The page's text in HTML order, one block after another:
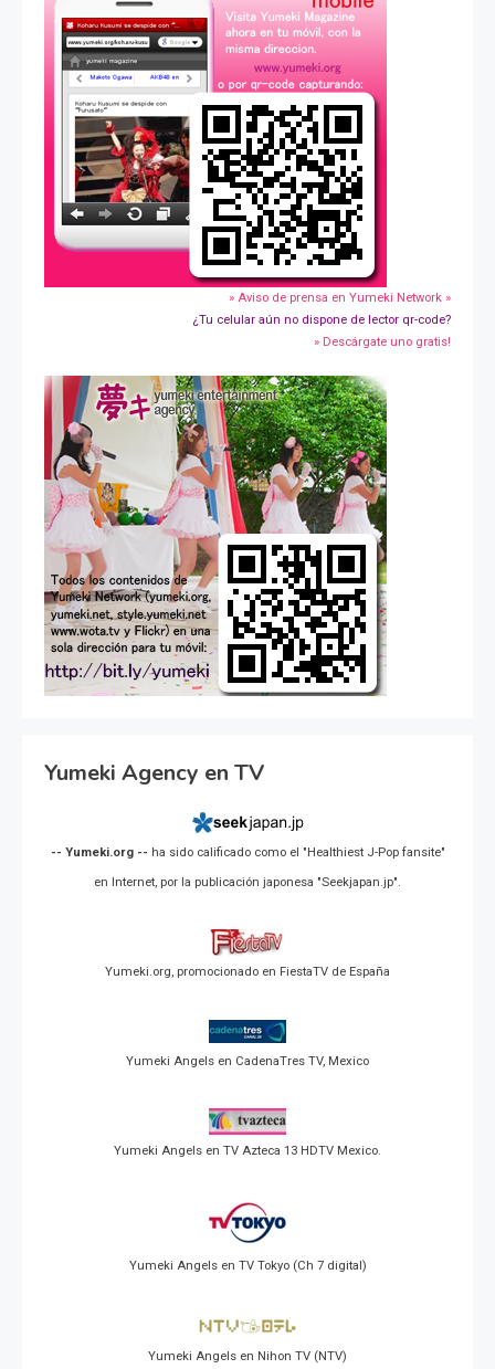
» Aviso de prensa en Yumeki Network »
¿Tu celular aún no dispone de lector qr-code?
» Descárgate uno gratis!
Yumeki Agency en TV
-- Yumeki.org -- ha sido calificado como el "Healthiest J-Pop fansite"
en Internet, por la publicación japonesa "Seekjapan.jp".
Yumeki.org, promocionado en FiestaTV de España
Yumeki Angels en CadenaTres TV, Mexico
Yumeki Angels en TV Azteca 13 HDTV Mexico.
Yumeki Angels en TV Tokyo (Ch 7 digital)
Yumeki Angels en Nihon TV (NTV)